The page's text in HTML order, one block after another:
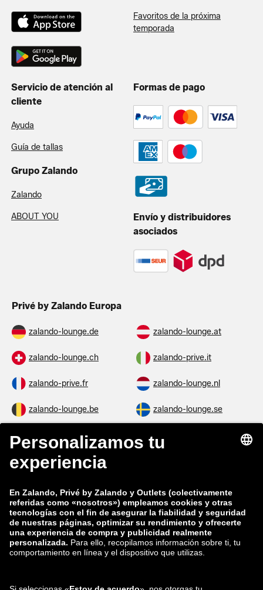
Favoritos de la próxima
temporada
Servicio de atención al
cliente
Ayuda
Guía de tallas
Grupo Zalando
Zalando
ABOUT YOU
Formas de pago
Envío y distribuidores
asociados
Privé by Zalando Europa
zalando-lounge.de zalando-lounge.at
zalando-lounge.ch zalando-prive.it
zalando-prive.fr zalando-lounge.nl
zalando-lounge.be zalando-lounge.se
zalando-lounge.fi
zalando-lounge.co.uk
zalando-prive.es
zalando-lounge.lt zalando-lounge.sk
zalando-lounge.ro zalando-lounge.hr